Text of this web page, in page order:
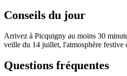
Conseils du jour
Arrivez à Picquigny au moins 30
veille du 14 juillet, l'atmosphère festive
Questions fréquentes